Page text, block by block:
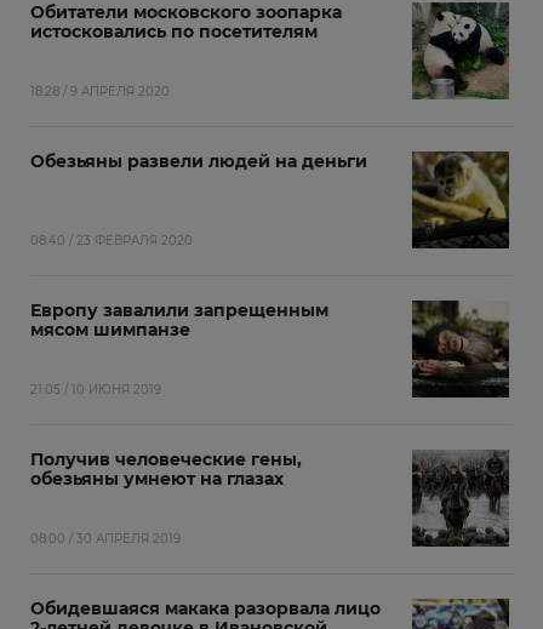
Обитатели московского зоопарка
истосковались по посетителям
18:28 / 9 АПРЕЛЯ 2020
Обезьяны развели людей на деньги
08:40 / 23 ФЕВРАЛЯ 2020
Европу завалили запрещенным
мясом шимпанзе
21:05 / 10 ИЮНЯ 2019
Получив человеческие гены,
обезьяны умнеют на глазах
08:00 / 30 АПРЕЛЯ 2019
Обидевшаяся макака разорвала лицо